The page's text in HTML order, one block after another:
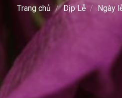
Trang chủ / Dịp Lễ / Ngày